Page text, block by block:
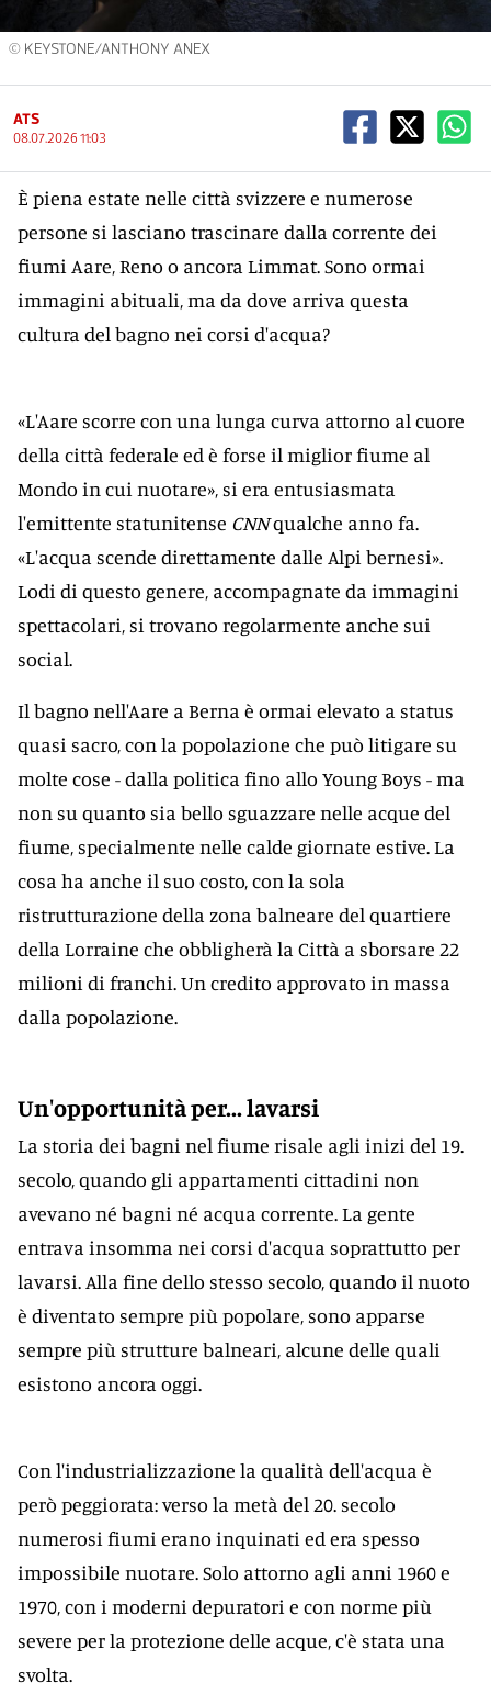
© KEYSTONE/ANTHONY ANEX
ATS
08.07.2026 11:03
È piena estate nelle città svizzere e numerose
persone si lasciano trascinare dalla corrente dei
fiumi Aare, Reno o ancora Limmat. Sono ormai
immagini abituali, ma da dove arriva questa
cultura del bagno nei corsi d'acqua?
«L'Aare scorre con una lunga curva attorno al cuore
della città federale ed è forse il miglior fiume al
Mondo in cui nuotare», si era entusiasmata
l'emittente statunitense CNNqualche anno fa.
«L'acqua scende direttamente dalle Alpi bernesi».
Lodi di questo genere, accompagnate da immagini
spettacolari, si trovano regolarmente anche sui
social.
Il bagno nell'Aare a Berna è ormai elevato a status
quasi sacro, con la popolazione che può litigare su
molte cose - dalla politica fino allo Young Boys - ma
non su quanto sia bello sguazzare nelle acque del
fiume, specialmente nelle calde giornate estive. La
cosa ha anche il suo costo, con la sola
ristrutturazione della zona balneare del quartiere
della Lorraine che obbligherà la Città a sborsare 22
milioni di franchi. Un credito approvato in massa
dalla popolazione.
Un'opportunità per... lavarsi
La storia dei bagni nel fiume risale agli inizi del 19.
secolo, quando gli appartamenti cittadini non
avevano né bagni né acqua corrente. La gente
entrava insomma nei corsi d'acqua soprattutto per
lavarsi. Alla fine dello stesso secolo, quando il nuoto
è diventato sempre più popolare, sono apparse
sempre più strutture balneari, alcune delle quali
esistono ancora oggi.
Con l'industrializzazione la qualità dell'acqua è
però peggiorata: verso la metà del 20. secolo
numerosi fiumi erano inquinati ed era spesso
impossibile nuotare. Solo attorno agli anni 1960 e
1970, con i moderni depuratori e con norme più
severe per la protezione delle acque, c'è stata una
svolta.